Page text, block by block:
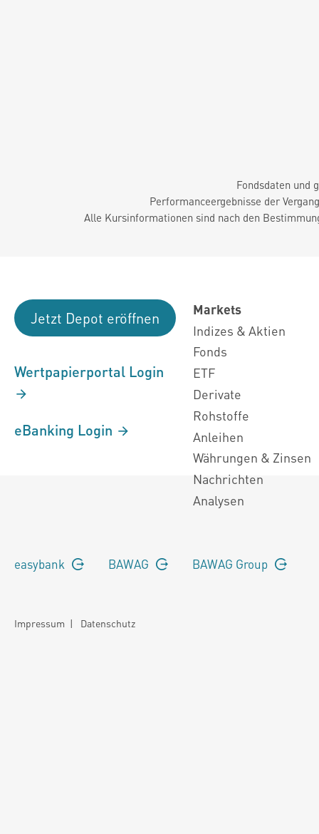
Fondsdaten und
Performanceergebnisse der
Alle Kursinformationen sind nach den
Jetzt Depot eröffnen
Wertpapierportal Login
eBanking Login
Markets
Indizes & Aktien
Fonds
ETF
Derivate
Rohstoffe
Anleihen
Währungen & Zinsen
Nachrichten
Analysen
easybank BAWAG BAWAG Group
Impressum | Datenschutz